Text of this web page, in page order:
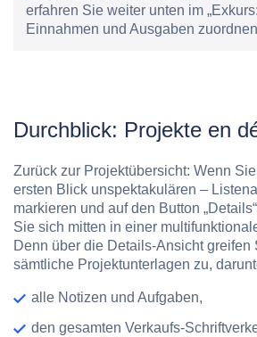
erfahren Sie weiter unten im
Einnahmen und Ausgaben
Durchblick: Projekte en
Zurück zur Projektübersicht: Wenn
ersten Blick unspektakulären –
markieren und auf den Button
Sie sich mitten in einer
Denn über die Details-Ansicht greifen
sämtliche Projektunterlagen zu,
alle Notizen und Aufgaben,
den gesamten Verkaufs-